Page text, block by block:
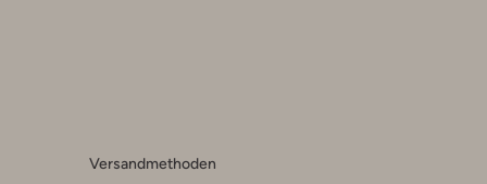
Versandmethoden